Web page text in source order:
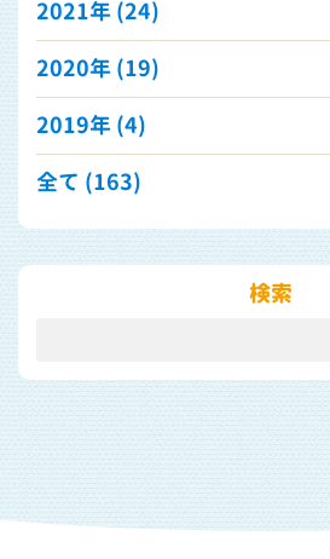
2021年 (24)
2020年 (19)
2019年 (4)
全て (163)
検索